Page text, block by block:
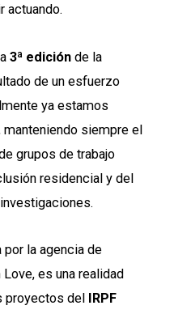
actuando.
3ª edición de la
de un esfuerzo
ya estamos
manteniendo siempre el
grupos de trabajo
residencial y del
por la agencia de
es una realidad
proyectos del
IRPF